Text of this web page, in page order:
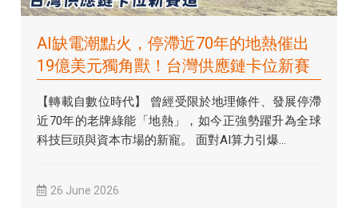
AI缺電潮點火，停滯近70年的地熱催出
19億美元獨角獸！台灣供應鏈卡位新賽
【轉載自數位時代】 曾經受限於地理條件、發展停滯
近70年的老牌綠能「地熱」，如今正強勢躍升為全球
科技巨頭與資本市場的新寵。 面對AI算力引爆...
26 June 2026